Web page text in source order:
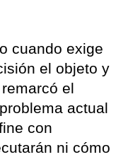
cuando exige
el objeto y
el
actual
con
ni cómo